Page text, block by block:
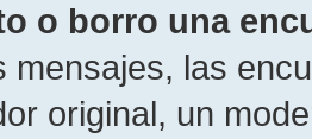
o borro una
mensajes, las
original, un